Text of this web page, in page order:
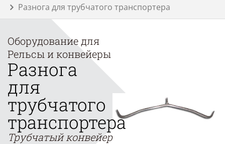
Разнога для трубчатого транспортера
Оборудование для
Рельсы и конвейеры
Разнога
для
трубчатого
транспортера
Трубчатый конвейер